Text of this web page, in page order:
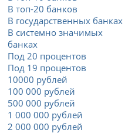
В топ-20 банков
В государственных банках
В системно значимых
банках
Под 20 процентов
Под 19 процентов
10000 рублей
100 000 рублей
500 000 рублей
1 000 000 рублей
2 000 000 рублей